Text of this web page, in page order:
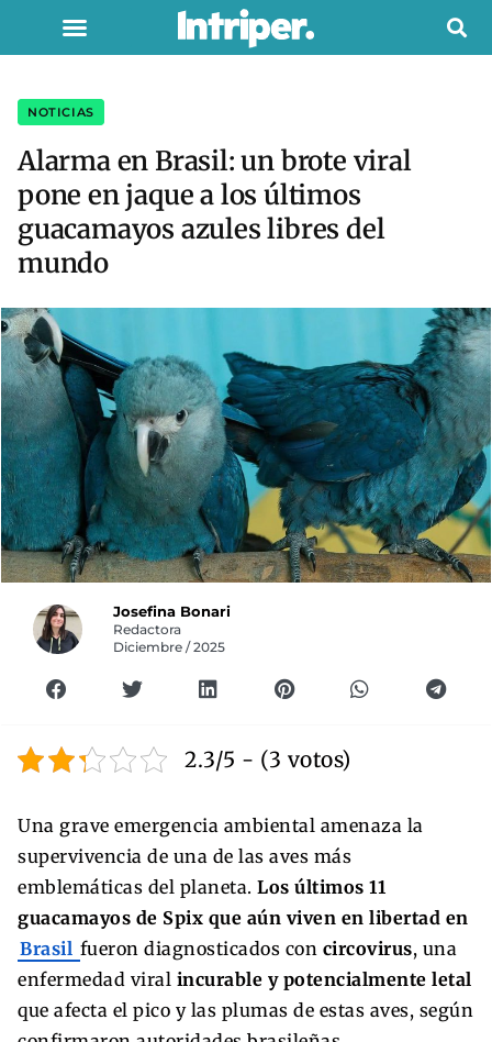
NOTICIAS
Alarma en Brasil: un brote viral
pone en jaque a los últimos
guacamayos azules libres del
mundo
Josefina Bonari
Redactora
Diciembre / 2025
2.3/5 - (3 votos)
Una grave emergencia ambiental amenaza la
supervivencia de una de las aves más
emblemáticas del planeta. Los últimos 11
guacamayos de Spix que aún viven en libertad en
Brasil fueron diagnosticados con circovirus, una
enfermedad viral incurable y potencialmente letal
que afecta el pico y las plumas de estas aves, según